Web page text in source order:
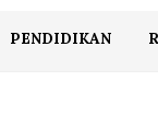
PENDIDIKAN